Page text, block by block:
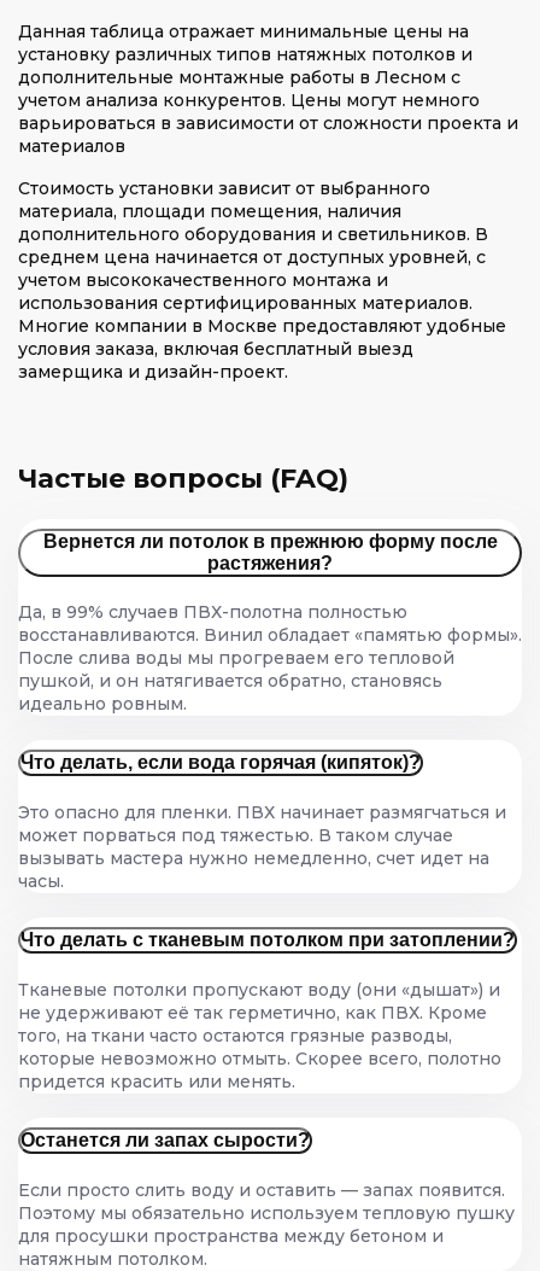
Данная таблица отражает минимальные цены на
установку различных типов натяжных потолков и
дополнительные монтажные работы в Лесном с
учетом анализа конкурентов. Цены могут немного
варьироваться в зависимости от сложности проекта и
материалов
Стоимость установки зависит от выбранного
материала, площади помещения, наличия
дополнительного оборудования и светильников. В
среднем цена начинается от доступных уровней, с
учетом высококачественного монтажа и
использования сертифицированных материалов.
Многие компании в Москве предоставляют удобные
условия заказа, включая бесплатный выезд
замерщика и дизайн-проект.
Частые вопросы (FAQ)
Вернется ли потолок в прежнюю форму после
растяжения?
Да, в 99% случаев ПВХ-полотна полностью
восстанавливаются. Винил обладает «памятью формы».
После слива воды мы прогреваем его тепловой
пушкой, и он натягивается обратно, становясь
идеально ровным.
Что делать, если вода горячая (кипяток)?
Это опасно для пленки. ПВХ начинает размягчаться и
может порваться под тяжестью. В таком случае
вызывать мастера нужно немедленно, счет идет на
часы.
Что делать с тканевым потолком при затоплении?
Тканевые потолки пропускают воду (они «дышат») и
не удерживают её так герметично, как ПВХ. Кроме
того, на ткани часто остаются грязные разводы,
которые невозможно отмыть. Скорее всего, полотно
придется красить или менять.
Останется ли запах сырости?
Если просто слить воду и оставить — запах появится.
Поэтому мы обязательно используем тепловую пушку
для просушки пространства между бетоном и
натяжным потолком.